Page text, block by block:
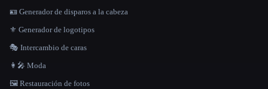
🪪 Generador de disparos a la cabeza
⚜️ Generador de logotipos
🎭 Intercambio de caras
👩‍🎤 Moda
🖼️ Restauración de fotos